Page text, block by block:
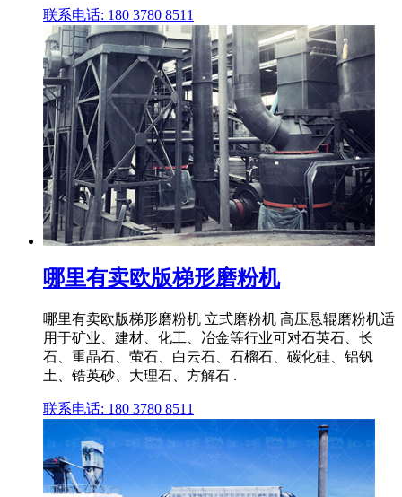
联系电话: 180 3780 8511
哪里有卖欧版梯形磨粉机
哪里有卖欧版梯形磨粉机 立式磨粉机 高压悬辊磨粉机适
用于矿业、建材、化工、冶金等行业可对石英石、长
石、重晶石、萤石、白云石、石榴石、碳化硅、铝钒
土、锆英砂、大理石、方解石 .
联系电话: 180 3780 8511